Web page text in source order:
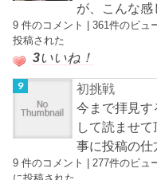
が、こんな感
9 件のコメント |361件のビュ
投稿された
3いいね！
初挑戦
今まで拝見
して読ませ
事に投稿の仕
9 件のコメント | 277件のビュ